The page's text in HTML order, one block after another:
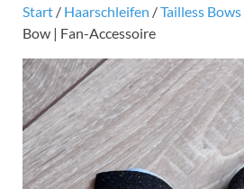
Start / Haarschleifen /Tailless Bows
Bow | Fan-Accessoire